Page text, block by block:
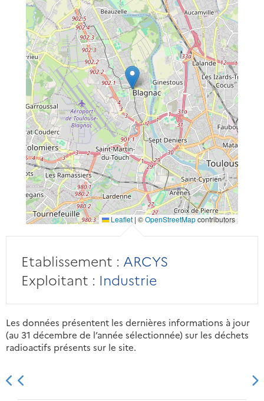
Leaflet | ©OpenStreetMapcontributors
Etablissement : ARCYS
Exploitant : Industrie
Les données présentent les dernières informations à jour
(au 31 décembre de l’année sélectionnée) sur les déchets
radioactifs présents sur le site.